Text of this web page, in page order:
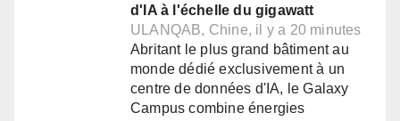
d'IA à l'échelle du gigawatt
ULANQAB, Chine, il y a 20 minutes
Abritant le plus grand bâtiment au
monde dédié exclusivement à un
centre de données d'IA, le Galaxy
Campus combine énergies